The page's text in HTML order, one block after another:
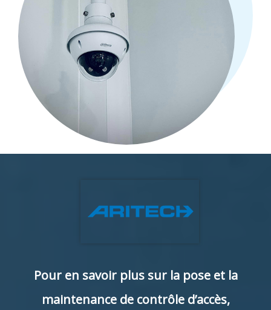
Pour en savoir plus sur la pose et la
maintenance de contrôle d’accès,